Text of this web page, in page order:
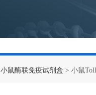
小鼠酶联免疫试剂盒 > 小鼠